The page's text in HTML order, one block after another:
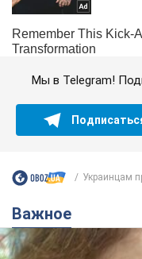
Мы в Telegram!
Украинцам
Важное